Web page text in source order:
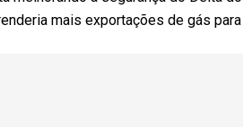
mais exportações de gás para